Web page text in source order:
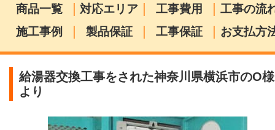
商品一覧 | 対応エリア | 工事費用 | 工事の流
施工事例
| 製品保証 | 工事保証 | お支払方
給湯器交換工事をされた神奈川県横浜市のO様
より